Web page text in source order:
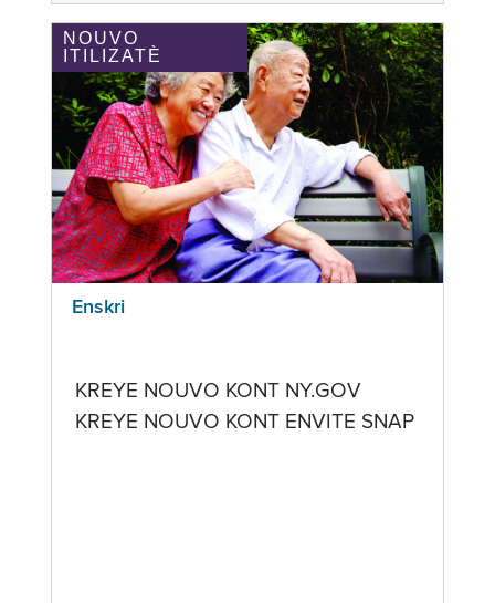
NOUVO
ITILIZATÈ
Enskri
KREYE NOUVO KONT NY.GOV
KREYE NOUVO KONT ENVITE SNAP